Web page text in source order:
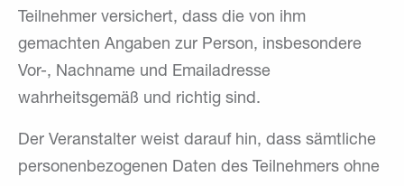
Teilnehmer versichert, dass die von ihm
gemachten Angaben zur Person, insbesondere
Vor-, Nachname und Emailadresse
wahrheitsgemäß und richtig sind.
Der Veranstalter weist darauf hin, dass sämtliche
personenbezogenen Daten des Teilnehmers ohne